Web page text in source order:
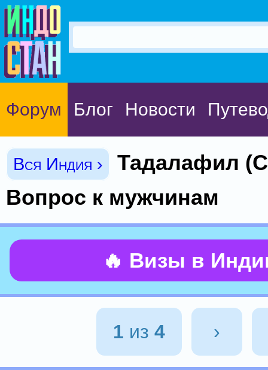
Форум Блог Новости
Вся Индия ›
Тадалафил
Вопрос к мужчинам
🔥 Визы в
1 из 4 ›